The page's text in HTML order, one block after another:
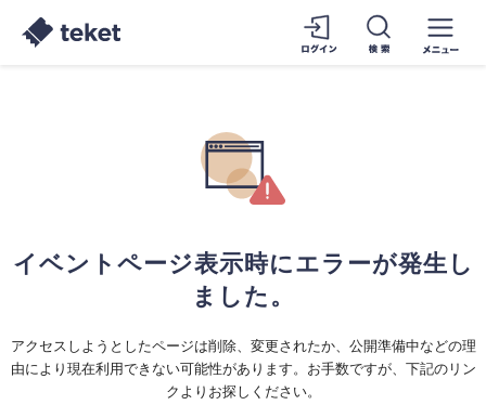
イベントページ表示時にエラーが発生し
ました。
アクセスしようとしたページは削除、変更されたか、公開準備中などの理
由により現在利用できない可能性があります。お手数ですが、下記のリン
クよりお探しください。